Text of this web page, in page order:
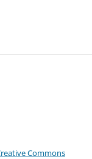
Commons